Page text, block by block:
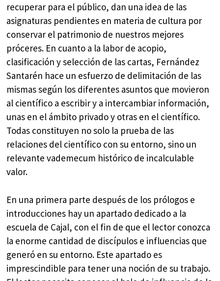
recuperar para el público, dan una idea de las
asignaturas pendientes en materia de cultura por
conservar el patrimonio de nuestros mejores
próceres. En cuanto a la labor de acopio,
clasificación y selección de las cartas, Fernández
Santarén hace un esfuerzo de delimitación de las
mismas según los diferentes asuntos que movieron
al científico a escribir y a intercambiar información,
unas en el ámbito privado y otras en el científico.
Todas constituyen no solo la prueba de las
relaciones del científico con su entorno, sino un
relevante vademecum histórico de incalculable
valor.
En una primera parte después de los prólogos e
introducciones hay un apartado dedicado a la
escuela de Cajal, con el fin de que el lector conozca
la enorme cantidad de discípulos e influencias que
generó en su entorno. Este apartado es
imprescindible para tener una noción de su trabajo.